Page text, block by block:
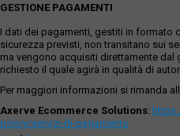
GESTIONE PAGAMENTI
I dati dei pagamenti, gestiti in formato
sicurezza previsti, non transitano sui
ma vengono acquisiti direttamente
richiesto il quale agirà in qualità di
Per maggiori informazioni si rimanda
Axerve Ecommerce Solutions:
policy/servizi-di-pagamento